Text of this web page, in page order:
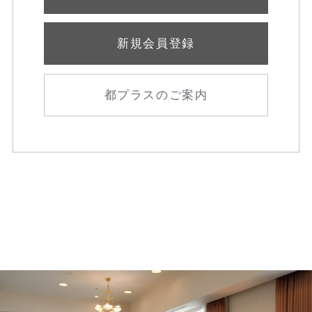
新規会員登録
都プラスのご案内